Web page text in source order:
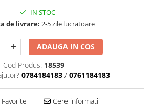
IN STOC
de livrare: 2-5 zile lucratoare
ADAUGA IN COS
Cod Produs: 18539
0784184183 / 0761184183
Cere informatii